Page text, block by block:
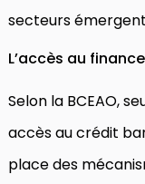
secteurs
L’accès au
Selon la BCEAO,
accès au crédit
place des